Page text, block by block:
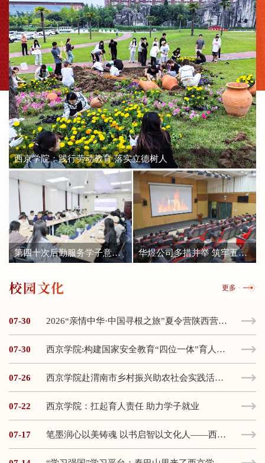
西京学院：践行劳动教育 落实立德树人
第四十次后勤服务学子意见征询会举行 华煜公司多措并举 筑牢五一安全生产防线
校园文化 更多
07-30 2026“亲情中华·中国寻根之旅”夏令营陕西营开营
07-30 西京学院:构建国家安全教育“四位一体”育人新体系
07-26 西京学院赴渭南市乡村振兴助农社会实践活动纪实
07-22 西京学院：扛起育人责任 助力学子就业
07-17 笔墨润心以美铸魂 以书启智以文化人——西京学院万钧书院书法“一院一品”育人实践